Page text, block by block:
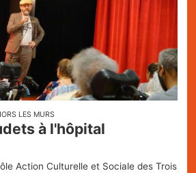
LES MURS
à l'hôpital
Action Culturelle et Sociale des Trois